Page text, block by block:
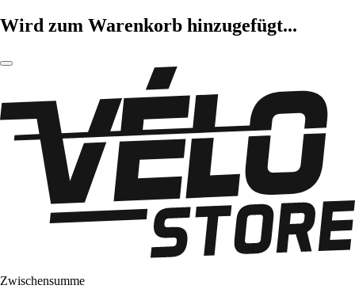
Wird zum Warenkorb hinzugefügt...
Zwischensumme